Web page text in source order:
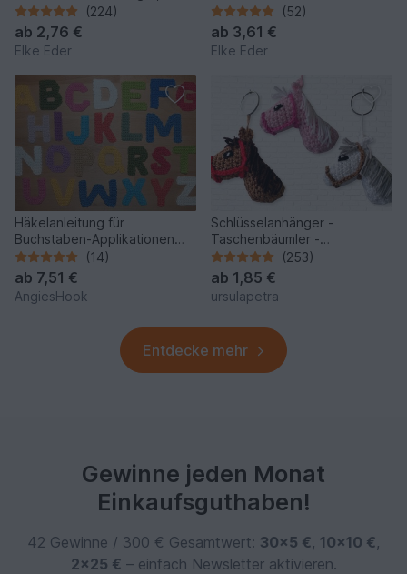
Schutz, Trost(224)
ab 2,76 €
Elke Eder
Häkelanleitung
(52)
ab 3,61 €
Elke Eder
Häkelanleitung für
Buchstaben-Applikationen
von A-Z
(14)
ab 7,51 €
AngiesHook
Schlüsselanhänger -
Taschenbäumler -
Pferdekopf Häkelanleitung
(253)
ab 1,85 €
ursulapetra
Entdecke mehr
Gewinne jeden Monat
Einkaufsguthaben!
42 Gewinne / 300 € Gesamtwert: 30×5 €, 10×10 €,
2×25 € – einfach Newsletter aktivieren.